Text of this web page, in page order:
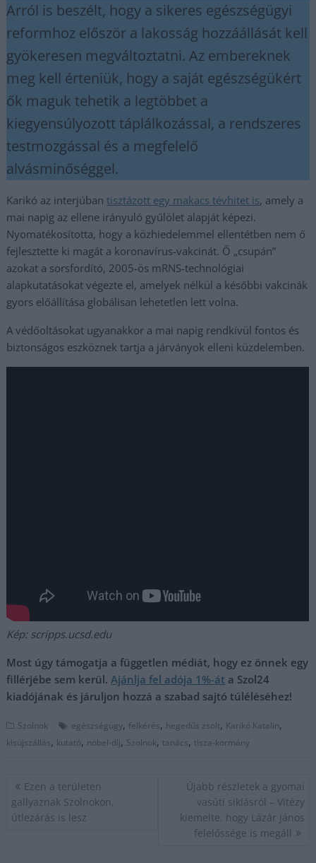
Arról is beszélt, hogy a sikeres egészségügyi
reformhoz először a lakosság hozzáállását kell
gyökeresen megváltoztatni. Az embereknek
meg kell érteniük, hogy a saját egészségükért
ők maguk tehetik a legtöbbet a
kiegyensúlyozott táplálkozással, a rendszeres
testmozgással és a megfelelő
alvásminőséggel.
Karikó az interjúbantisztázott egy makacs tévhitet is, amely a
mai napig az ellene irányuló gyűlölet alapját képezi.
Nyomatékosította, hogy a közhiedelemmel ellentétben nem ő
fejlesztette ki magát a koronavírus-vakcinát. Ő „csupán”
azokat a sorsfordító, 2005-ös mRNS-technológiai
alapkutatásokat végezte el, amelyek nélkül a későbbi vakcinák
gyors előállítása globálisan lehetetlen lett volna.
A védőoltásokat ugyanakkor a mai napig rendkívül fontos és
biztonságos eszköznek tartja a járványok elleni küzdelemben.
Kép: scripps.ucsd.edu
Most úgy támogatja a független médiát, hogy ez önnek egy
fillérjébe sem kerül.Ajánlja fel adója 1%-át a Szol24
kiadójának és járuljon hozzá a szabad sajtó túléléséhez!
Szolnok egészségügy, felkérés, hegedűs zsolt, Karikó Katalin,
kisújszállás, kutató, nobel-díj, Szolnok, tanács, tisza-kormány
Bejegyzés
navigáció
Ezen a területen
gallyaznak Szolnokon,
útlezárás is lesz
Újabb részletek a gyomai
vasúti siklásról – Vitézy
kiemelte, hogy Lázár János
felelőssége is megáll